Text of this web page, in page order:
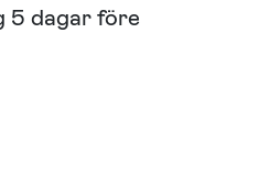
5 dagar före